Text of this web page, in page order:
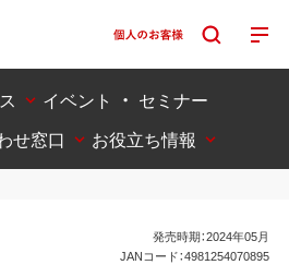
イベント ・ セミナー
せ窓口
お役立ち情報
発売時期：2024年05月
JANコード：4981254070895